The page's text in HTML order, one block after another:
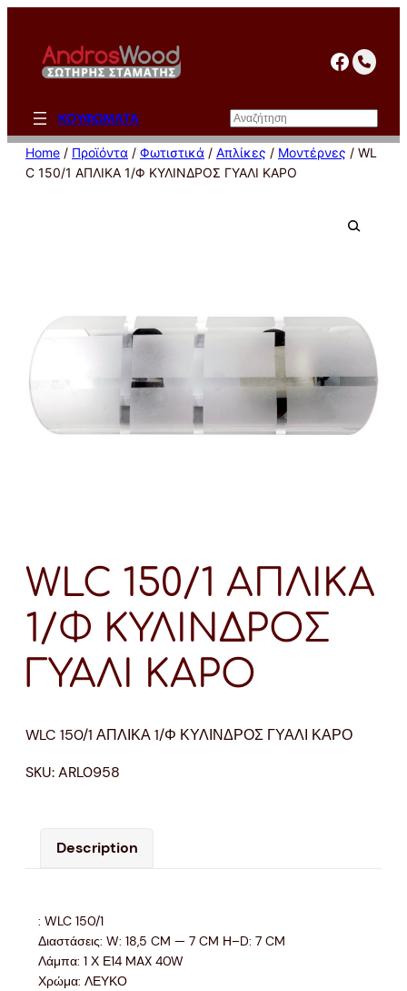
περιεχόμενο
ΚΟΥΦΩΜΑΤΑ Αναζήτηση
Home / Προϊόντα / Φωτιστικά / Απλίκες / Μοντέρνες / WL
C 150/1 ΑΠΛΙΚΑ 1/Φ ΚΥΛΙΝΔΡΟΣ ΓΥΑΛΙ ΚΑΡΟ
WLC 150/1 ΑΠΛΙΚΑ
1/Φ ΚΥΛΙΝΔΡΟΣ
ΓΥΑΛΙ ΚΑΡΟ
WLC 150/1 ΑΠΛΙΚΑ 1/Φ ΚΥΛΙΝΔΡΟΣ ΓΥΑΛΙ ΚΑΡΟ
SKU:ARL0958
Description
: WLC 150/1
Διαστάσεις: W: 18,5 CM — 7 CM Η–D: 7 CM
Λάμπα: 1 Χ Ε14 MAX 40W
Χρώμα: ΛΕΥΚΟ